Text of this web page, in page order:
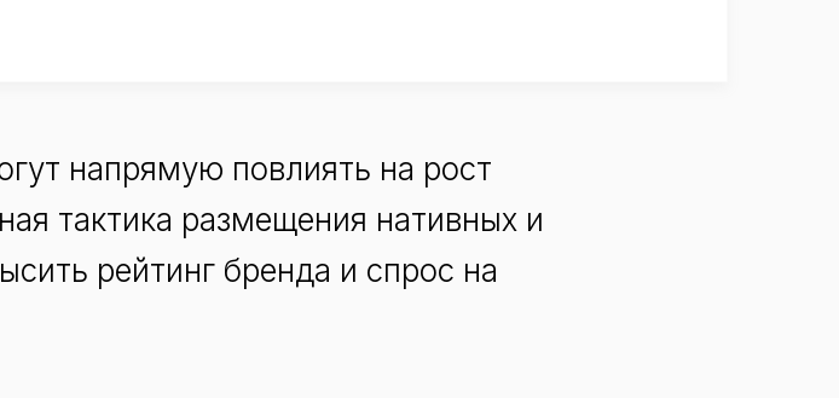
напрямую повлиять на рост
тактика размещения нативных и
рейтинг бренда и спрос на